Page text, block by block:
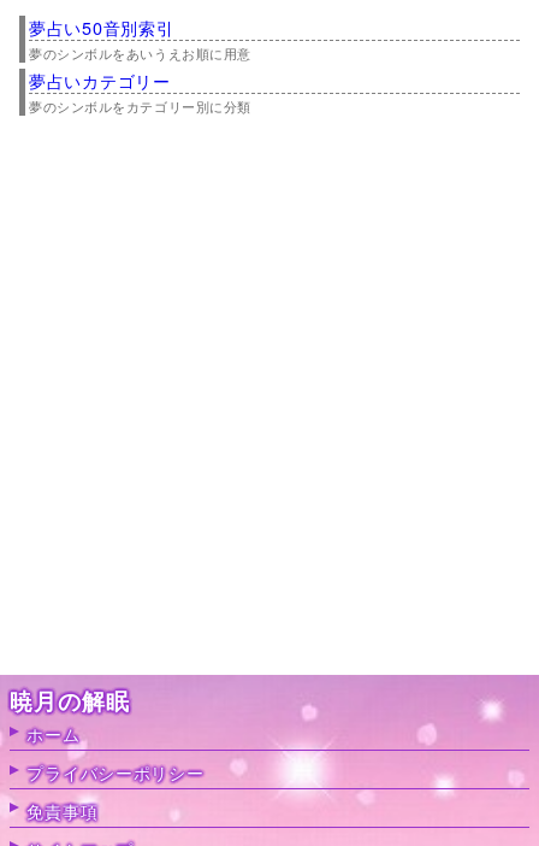
夢占い50音別索引
夢のシンボルをあいうえお順に用意
夢占いカテゴリー
夢のシンボルをカテゴリー別に分類
暁月の解眠
ホーム
プライバシーポリシー
免責事項